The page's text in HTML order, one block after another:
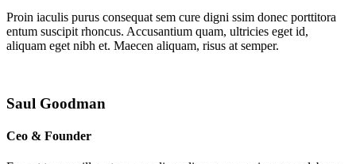
Proin iaculis purus consequat sem cure digni ssim donec porttitora
entum suscipit rhoncus. Accusantium quam, ultricies eget id,
aliquam eget nibh et. Maecen aliquam, risus at semper.
Saul Goodman
Ceo & Founder